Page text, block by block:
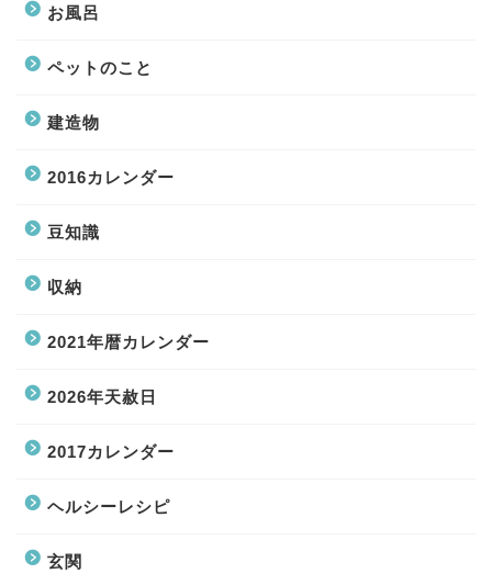
お風呂
ペットのこと
建造物
2016カレンダー
豆知識
収納
2021年暦カレンダー
2026年天赦日
2017カレンダー
ヘルシーレシピ
玄関